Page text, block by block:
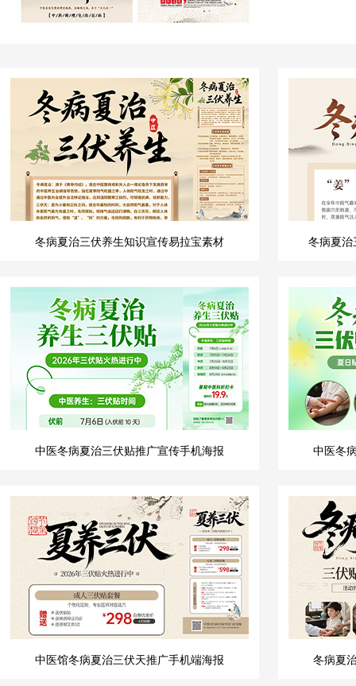
冬病夏治三伏养生知识宣传易拉宝素材 冬病夏治
中医冬病夏治三伏贴推广宣传手机海报 中医冬
中医馆冬病夏治三伏天推广手机端海报 冬病夏